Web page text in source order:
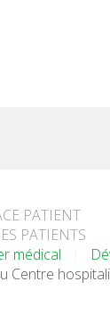
PATIENT
PATIENTS
médical
Centre